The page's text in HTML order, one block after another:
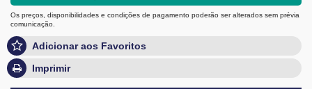
Os preços, disponibilidades e condições de pagamento poderão ser alterados sem prévia
comunicação.
Adicionar aos Favoritos
Imprimir